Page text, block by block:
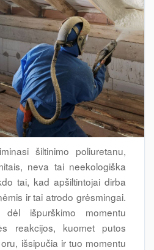
šiltinimo poliuretanu,
neva tai neekologiška
tai, kad apšiltintojai dirba
ir tai atrodo grėsmingai.
dėl išpurškimo momentu
reakcijos, kuomet putos
išsipučia ir tuo momentu